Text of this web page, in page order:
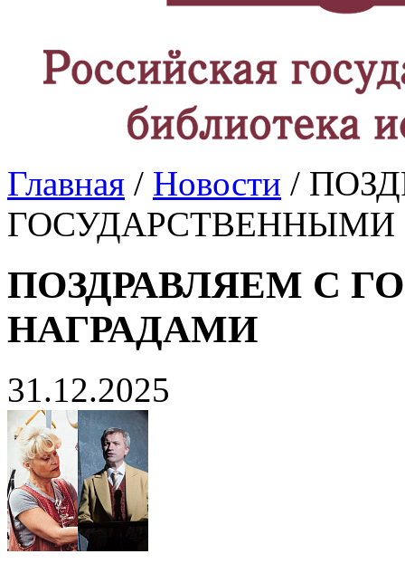
Главная / Новости /
ПОЗДРАВЛЯЕМ С
НАГРАДАМИ
31.12.2025